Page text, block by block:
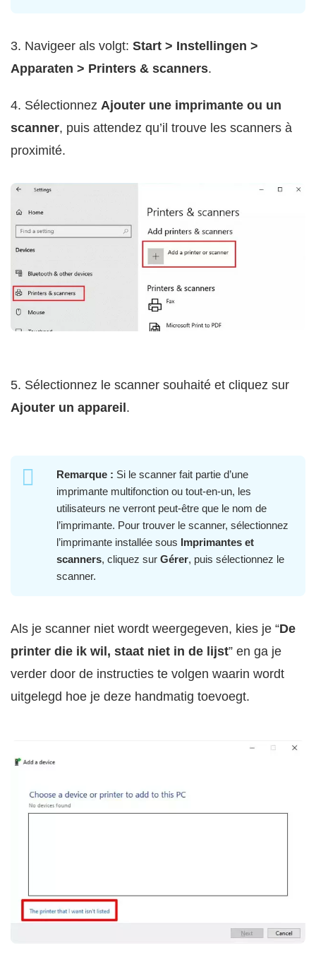
3. Navigeer als volgt: Start > Instellingen >
Apparaten > Printers & scanners.
4. Sélectionnez Ajouter une imprimante ou un
scanner, puis attendez qu’il trouve les scanners à
proximité.
5. Sélectionnez le scanner souhaité et cliquez sur
Ajouter un appareil .
Remarque : Si le scanner fait partie d’une
imprimante multifonction ou tout-en-un, les
utilisateurs ne verront peut-être que le nom de
l’imprimante. Pour trouver le scanner, sélectionnez
l’imprimante installée sous Imprimantes et
scanners, cliquez sur Gérer, puis sélectionnez le
scanner.
Als je scanner niet wordt weergegeven, kies je “De
printer die ik wil, staat niet in de lijst” en ga je
verder door de instructies te volgen waarin wordt
uitgelegd hoe je deze handmatig toevoegt.